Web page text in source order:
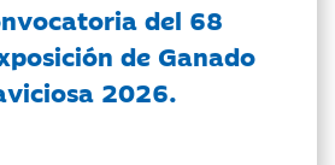
del 68
de Ganado
2026.